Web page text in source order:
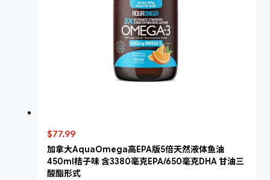
$77.99
加拿大AquaOmega高EPA版5倍天然液体鱼油
450ml桔子味 含3380毫克EPA/650毫克DHA 甘油三
酸酯形式